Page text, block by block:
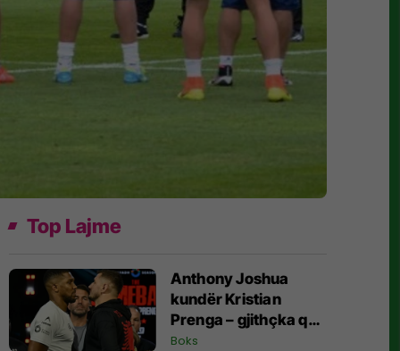
Top Lajme
Anthony Joshua
kundër Kristian
Prenga – gjithçka që
duhet të dini për
Boks